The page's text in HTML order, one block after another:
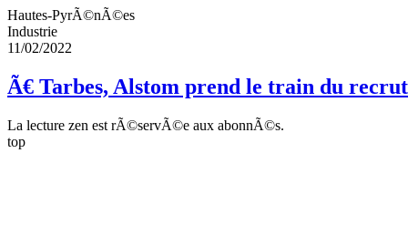
Hautes-PyrÃ©nÃ©es
Industrie
11/02/2022
Ã€ Tarbes, Alstom prend le train du
La lecture zen est rÃ©servÃ©e aux abonnÃ©s.
top